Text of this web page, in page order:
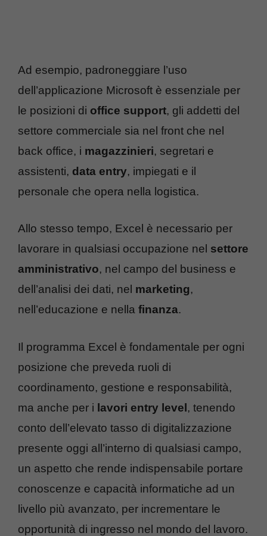
Ad esempio, padroneggiare l’uso
dell’applicazione Microsoft è essenziale per
le posizioni di office support, gli addetti del
settore commerciale sia nel front che nel
back office, i magazzinieri, segretari e
assistenti, data entry, impiegati e il
personale che opera nella logistica.
Allo stesso tempo, Excel è necessario per
lavorare in qualsiasi occupazione nel settore
amministrativo, nel campo del business e
dell’analisi dei dati, nel marketing,
nell’educazione e nella finanza.
Il programma Excel è fondamentale per ogni
posizione che preveda ruoli di
coordinamento, gestione e responsabilità,
ma anche per i lavori entry level, tenendo
conto dell’elevato tasso di digitalizzazione
presente oggi all’interno di qualsiasi campo,
un aspetto che rende indispensabile portare
conoscenze e capacità informatiche ad un
livello più avanzato, per incrementare le
opportunità di ingresso nel mondo del lavoro.